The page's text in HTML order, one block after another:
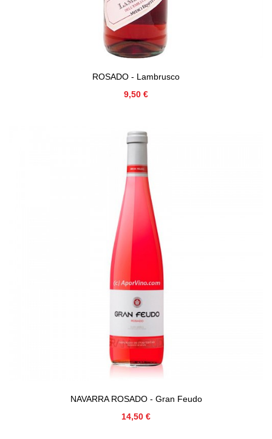
ROSADO - Lambrusco
Precio
9,50 €
NAVARRA ROSADO - Gran Feudo
Precio
14,50 €